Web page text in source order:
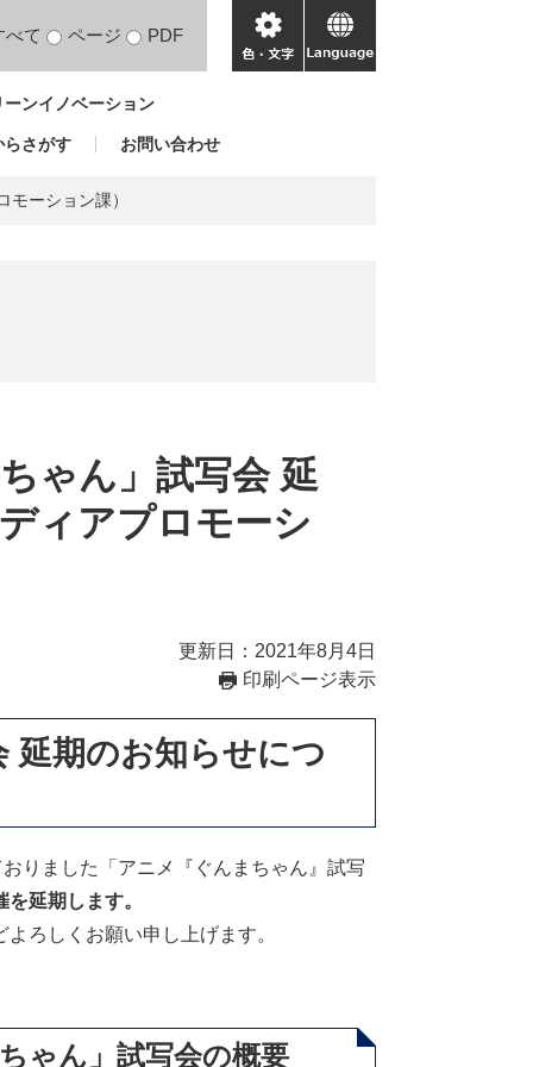
べて ページ PDF
色・
文
language
ンイノベーション
らさがす お問い合わせ
ーション課）
ゃん」試写会 延
ィアプロモーシ
更新日：2021年8月4日
印刷ページ表示
延期のお知らせにつ
りました「アニメ『ぐんまちゃん』試写
を延期します。
ろしくお願い申し上げます。
ゃん」試写会の概要